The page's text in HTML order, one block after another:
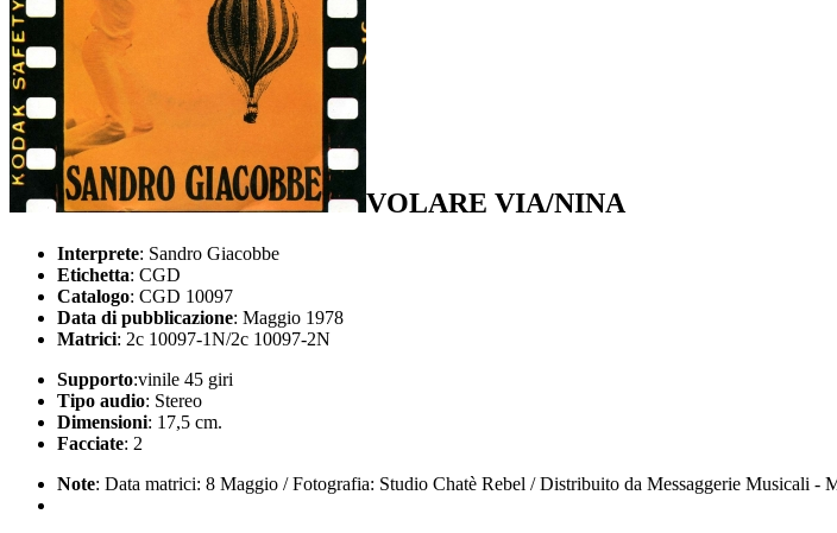
VOLARE VIA/NINA
Interprete: Sandro Giacobbe
Etichetta: CGD
Catalogo: CGD 10097
Data di pubblicazione: Maggio 1978
Matrici: 2c 10097-1N/2c 10097-2N
Supporto:vinile 45 giri
Tipo audio: Stereo
Dimensioni: 17,5 cm.
Facciate: 2
Note: Data matrici: 8 Maggio / Fotografia: Studio Chatè Rebel / Distribuito da Messaggerie Musicali -